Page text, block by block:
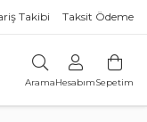
Takibi Taksit Ödeme
AramaHesabımSepetim